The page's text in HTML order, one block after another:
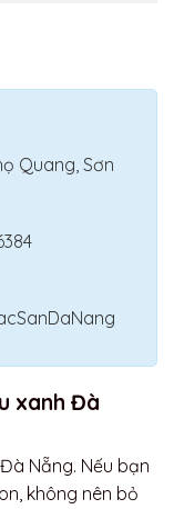
Quang, Sơn
xanh Đà
Nẵng. Nếu bạn
không nên bỏ